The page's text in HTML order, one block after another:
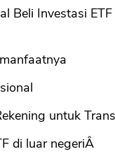
Beli Investasi
untuk
di luar negeriÂ